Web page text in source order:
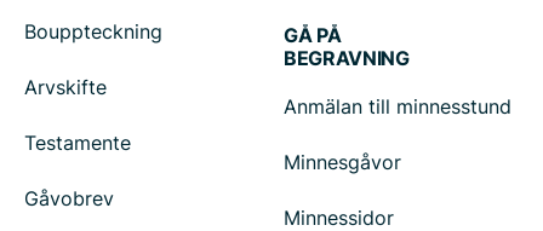
Bouppteckning
Arvskifte
Testamente
Gåvobrev
GÅ PÅ
BEGRAVNING
Anmälan till minnesstund
Minnesgåvor
Minnessidor